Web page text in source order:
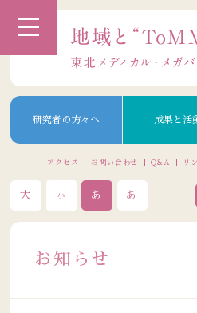
研究者の方々へ 成果と活
アクセス お問い合わせ Q&A リ
大 小 あ あ
お知らせ